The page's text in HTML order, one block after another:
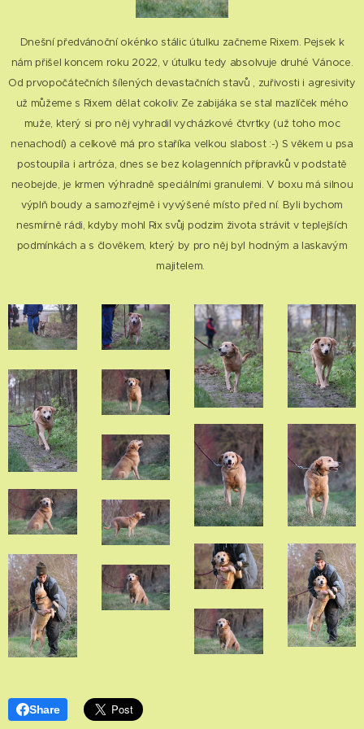
Dnešní předvánoční okénko stálic útulku začneme Rixem. Pejsek k
nám přišel koncem roku 2022, v útulku tedy absolvuje druhé Vánoce.
Od prvopočátečních šílených devastačních stavů , zuřivosti i agresivity
už můžeme s Rixem dělat cokoliv. Ze zabijáka se stal mazlíček mého
muže, který si pro něj vyhradil vycházkové čtvrtky (už toho moc
nenachodí) a celkově má pro staříka velkou slabost :-) S věkem u psa
postoupila i artróza, dnes se bez kolagenních přípravků v podstatě
neobejde, je krmen výhradně speciálními granulemi. V boxu má silnou
výplň boudy a samozřejmě i vyvýšené místo před ní. Byli bychom
nesmírně rádi, kdyby mohl Rix svůj podzim života strávit v teplejších
podmínkách a s člověkem, který by pro něj byl hodným a laskavým
majitelem.
Share